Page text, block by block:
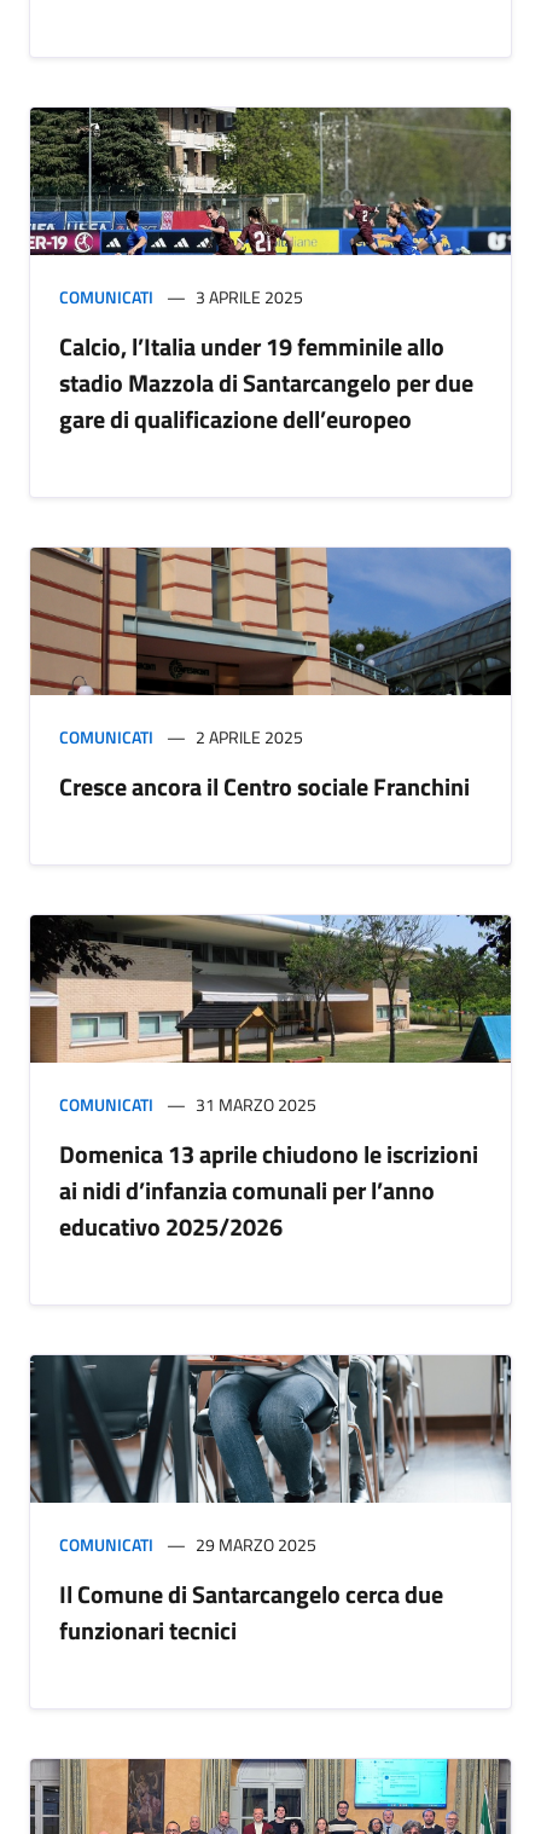
COMUNICATI 3 APRILE 2025
Calcio, l’Italia under 19 femminile allo
stadio Mazzola di Santarcangelo per due
gare di qualificazione dell’europeo
COMUNICATI 2 APRILE 2025
Cresce ancora il Centro sociale Franchini
COMUNICATI 31 MARZO 2025
Domenica 13 aprile chiudono le iscrizioni
ai nidi d’infanzia comunali per l’anno
educativo 2025/2026
COMUNICATI 29 MARZO 2025
Il Comune di Santarcangelo cerca due
funzionari tecnici